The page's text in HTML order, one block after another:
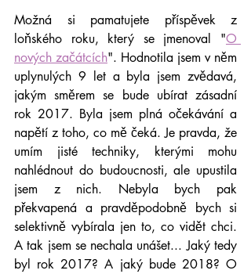
Možná si pamatujete příspěvek z
loňského roku, který se jmenoval "O
nových začátcích". Hodnotila jsem v něm
uplynulých 9 let a byla jsem zvědavá,
jakým směrem se bude ubírat zásadní
rok 2017. Byla jsem plná očekávání a
napětí z toho, co mě čeká. Je pravda, že
umím jisté techniky, kterými mohu
nahlédnout do budoucnosti, ale upustila
jsem z nich. Nebyla bych pak
překvapená a pravděpodobně bych si
selektivně vybírala jen to, co vidět chci.
A tak jsem se nechala unášet... Jaký tedy
byl rok 2017? A jaký bude 2018? O